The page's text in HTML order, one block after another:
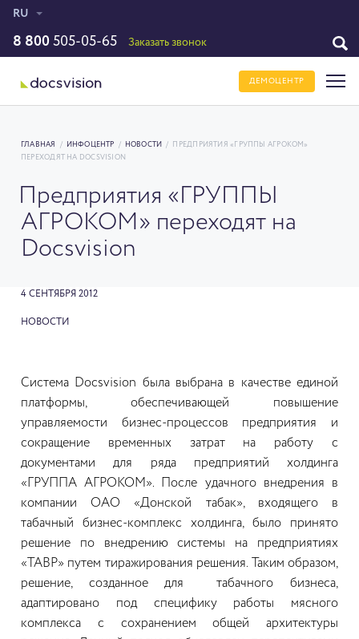
RU
8 800 505-05-65 Заказать звонок
ДЕМОЦЕНТР
ГЛАВНАЯ / ИНФОЦЕНТР / НОВОСТИ /
ПРЕДПРИЯТИЯ «ГРУППЫ АГРОКОМ»
ПЕРЕХОДЯТ НА DOCSVISION
Предприятия «ГРУППЫ
АГРОКОМ» переходят на
Docsvision
4 СЕНТЯБРЯ 2012
НОВОСТИ
Система Docsvision была выбрана в качестве единой
платформы, обеспечивающей повышение
управляемости бизнес-процессов предприятия и
сокращение временных затрат на работу с
документами для ряда предприятий холдинга
«ГРУППА АГРОКОМ». После удачного внедрения в
компании ОАО «Донской табак», входящего в
табачный бизнес-комплекс холдинга, было принято
решение по внедрению системы на предприятиях
«ТАВР» путем тиражирования решения. Таким образом,
решение, созданное для табачного бизнеса,
адаптировано под специфику работы мясного
комплекса с сохранением общей архитектуры